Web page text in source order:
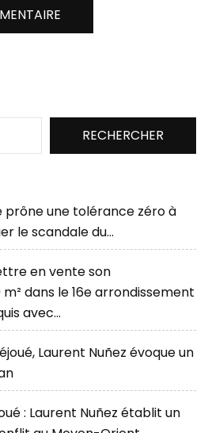
RECHERCHER
prône une tolérance zéro à
le scandale du…
en vente son
dans le 16e arrondissement
avec…
Laurent Nuñez évoque un
: Laurent Nuñez établit un